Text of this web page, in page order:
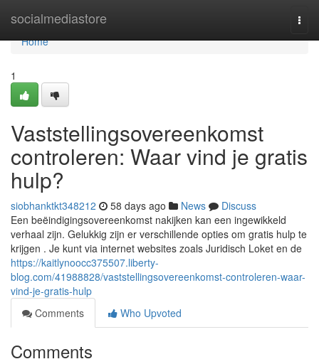
socialmediastore
Home
Home
1
Vaststellingsovereenkomst
controleren: Waar vind je gratis
hulp?
siobhanktkt348212 58 days ago News
Discuss
Een beëindigingsovereenkomst nakijken kan een ingewikkeld
verhaal zijn. Gelukkig zijn er verschillende opties om gratis hulp te
krijgen . Je kunt via internet websites zoals Juridisch Loket en de
https://kaitlynoocc375507.liberty-
blog.com/41988828/vaststellingsovereenkomst-controleren-waar-
vind-je-gratis-hulp
Comments
Who Upvoted
Comments